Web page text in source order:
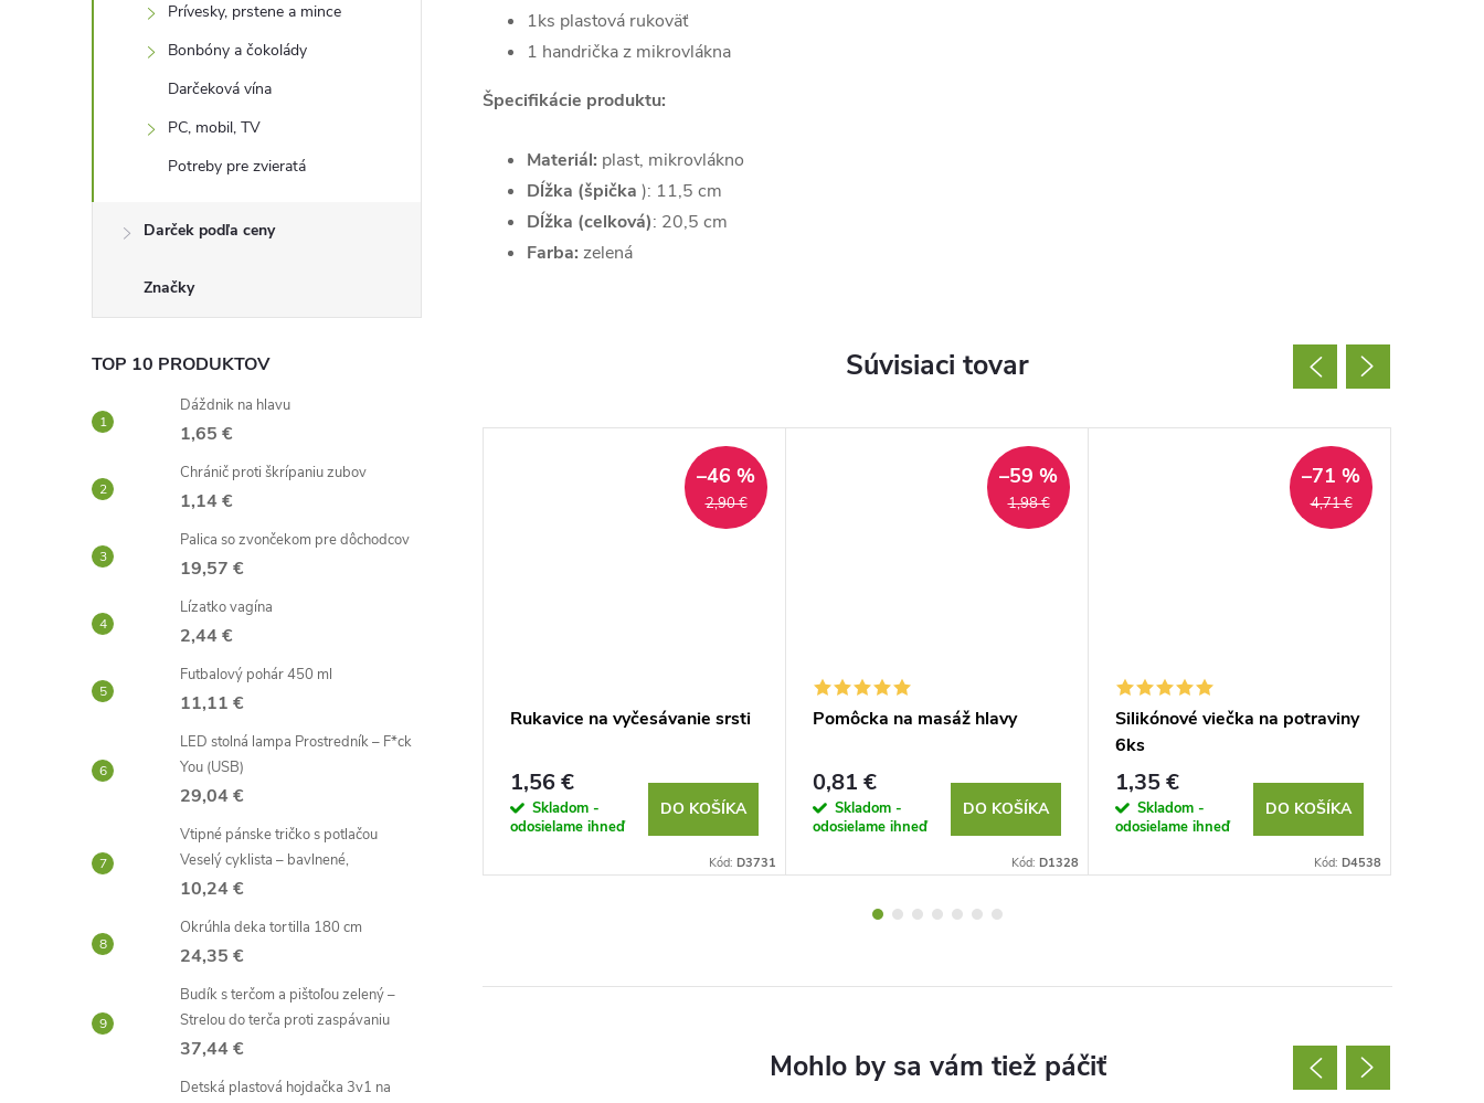
Prívesky, prstene a mince
Bonbóny a čokolády
Darčeková vína
PC, mobil, TV
Potreby pre zvieratá
Darček podľa ceny
Značky
TOP 10 PRODUKTOV
Dáždnik na hlavu
1,65 €
Chránič proti škrípaniu zubov
1,14 €
Palica so zvončekom pre dôchodcov
19,57 €
Lízatko vagína
2,44 €
Futbalový pohár 450 ml
11,11 €
LED stolná lampa Prostredník – F*ck
You (USB)
29,04 €
Vtipné pánske tričko s potlačou
Veselý cyklista – bavlnené,
10,24 €
Okrúhla deka tortilla 180 cm
24,35 €
Budík s terčom a pištoľou zelený –
Strelou do terča proti zaspávaniu
37,44 €
Detská plastová hojdačka 3v1 na
1ks plastová rukoväť
1 handrička z mikrovlákna
Špecifikácie produktu:
Materiál: plast, mikrovlákno
Dĺžka (špička ): 11,5 cm
Dĺžka (celková): 20,5 cm
Farba: zelená
Súvisiaci tovar
7,61 €
–34 %
Kód:
2,44 €
Skladom -
odosielame ihneď
2,90 €
–46 %
Rukavice na vyčesávanie srsti
1,56 €
Skladom -
odosielame ihneď
DO KOŠÍKA
Kód: D3731
1,98 €
–59 %
Pomôcka na masáž hlavy
0,81 €
Skladom -
odosielame ihneď
DO KOŠÍKA
Kód: D1328
4,71 €
–71 %
Silikónové viečka na potraviny
6ks
1,35 €
Skladom -
odosielame ihneď
DO KOŠÍKA
Kód: D4538